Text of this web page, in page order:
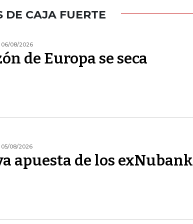
DE CAJA FUERTE
06/08/2026
de Europa se seca
05/08/2026
apuesta de los exNubank